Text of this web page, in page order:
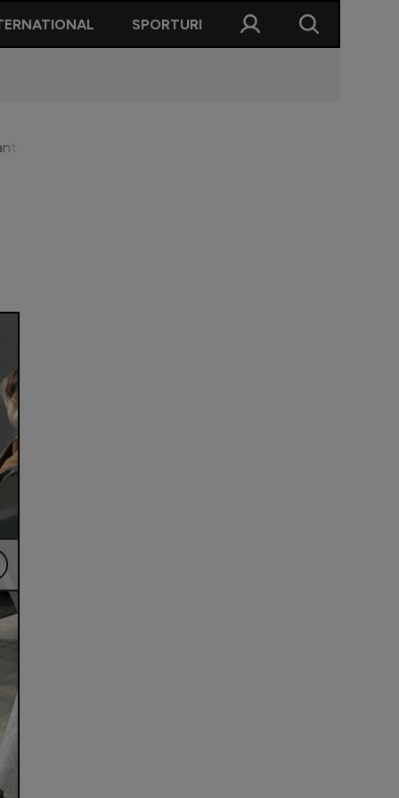
SPORTURI
din Turcia | EXCLUSIV